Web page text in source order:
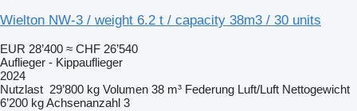
Wielton NW-3 / weight 6.2 t / capacity 38m3 / 30 units
EUR 28’400 ≈ CHF 26’540
Auflieger - Kippauflieger
2024
Nutzlast 29’800 kg Volumen 38 m³ Federung Luft/Luft Nettogewicht
6’200 kgAchsenanzahl 3